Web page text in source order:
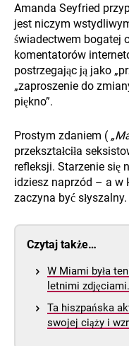
Amanda Seyfried
jest niczym
świadectwem bogatej
komentatorów
postrzegając ją jako
„zaproszenie do
piękno”.
Prostym zdaniem (
przekształciła
refleksji. Starzenie się
idziesz naprzód – a w
zaczyna być słyszalny.
Czytaj także…
W Miami była
letnimi zdjęciami.
Ta hiszpańska
swojej ciąży i